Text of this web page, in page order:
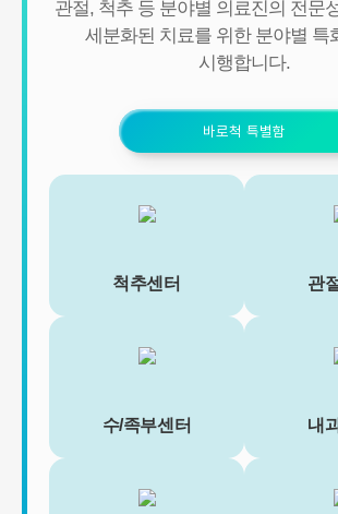
관절, 척추 등 분야별 의료진의 전문
세분화된 치료를 위한 분야별 특
시행합니다.
바로척 특별함
척추센터 관
수/족부센터 내
및 참여기회 제공
- 이벤트 프로모션에 참여하거나 선택형 서비스
회원의 별도 동의 하에 아래의 정보를 수집할 수
셜 커뮤니티 기능이 탑재되어 있는 서비스에 한
3자의 휴대전화번호를 저장하지 않음)
호 (유료 결제 서비스를 사용하는 회원에 한함)
■ 개인정보의 처리 및 보유기간
위해 이용합니다. 이용자의 개인정보는 원칙적
및 이용목적이 달성되거나 이용자가 직접 삭제,
한 경우에 재생할 수 없는 방법으로 파기합니다.
단, 다음의 정보에 대해서는 아래의 이유로 명시
규정에 의하여 보존할 필요가 있는 경우 연세바
에서 정한 일정한 기간 동안 회원정보를 보관합
로척병원은 보관하는 정보를 그 보관의 목적으